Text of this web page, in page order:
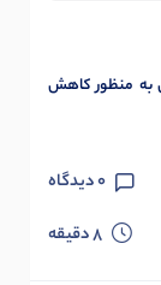
به منظور کاهش
0دیدگاه
8دقیقه